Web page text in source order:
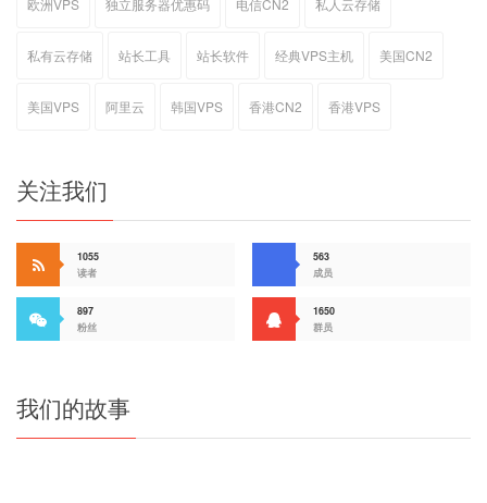
欧洲VPS 独立服务器优惠码 电信CN2 私人云存储
私有云存储 站长工具 站长软件 经典VPS主机 美国CN2
美国VPS 阿里云 韩国VPS 香港CN2 香港VPS
关注我们
1055
读者
563
成员
897
粉丝
1650
群员
我们的故事